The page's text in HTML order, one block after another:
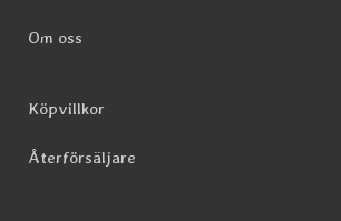
Om oss
Köpvillkor
Återförsäljare